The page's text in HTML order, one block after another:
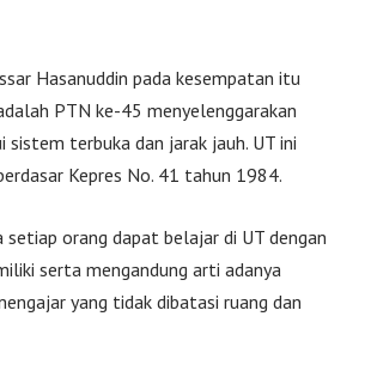
Hasanuddin pada kesempatan itu
PTN ke-45 menyelenggarakan
sistem terbuka dan jarak jauh. UT ini
Kepres No. 41 tahun 1984.
setiap orang dapat belajar di UT dengan
serta mengandung arti adanya
yang tidak dibatasi ruang dan